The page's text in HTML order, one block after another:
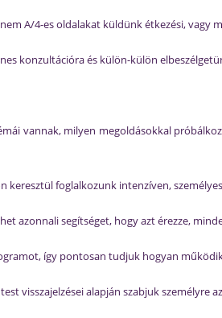
A/4-es oldalakat küldünk étkezési, vagy
konzultációra és külön-külön
vannak, milyen megoldásokkal
keresztül foglalkozunk intenzíven,
azonnali segítséget, hogy azt érezze,
így pontosan tudjuk hogyan
visszajelzései alapján szabjuk személyre